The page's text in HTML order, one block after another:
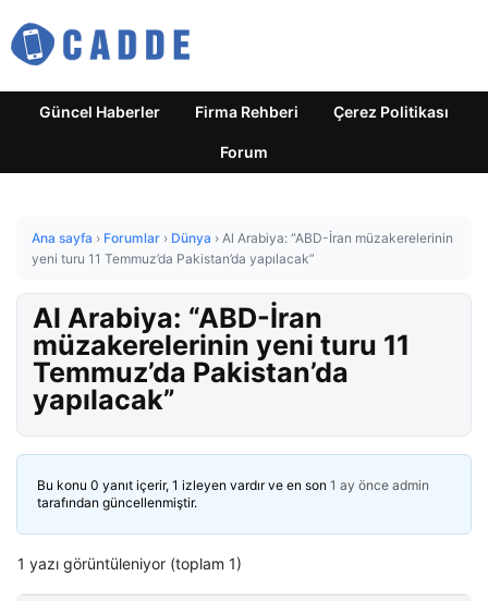
Güncel Haberler Firma Rehberi Çerez Politikası
Forum
Ana sayfa › Forumlar › Dünya › Al Arabiya: “ABD-İran müzakerelerinin
yeni turu 11 Temmuz’da Pakistan’da yapılacak”
Al Arabiya: “ABD-İran
müzakerelerinin yeni turu 11
Temmuz’da Pakistan’da
yapılacak”
Bu konu 0 yanıt içerir, 1 izleyen vardır ve en son 1 ay önce admin
tarafından güncellenmiştir.
1 yazı görüntüleniyor (toplam 1)